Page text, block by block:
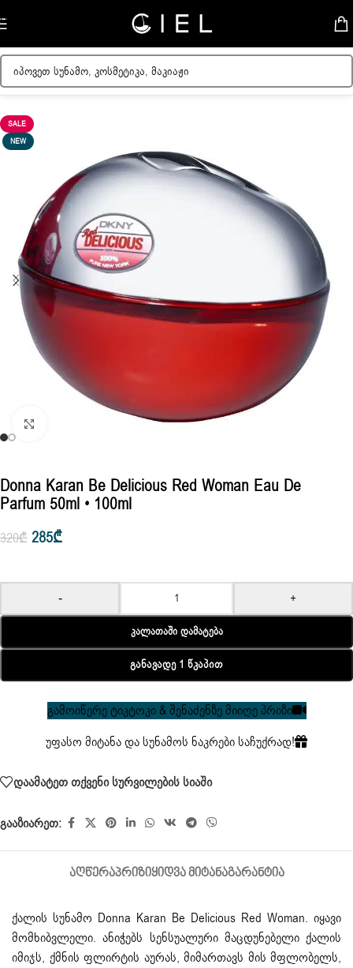
Skip to navigation
მთავარი/ქალის სუნამოები
SALE
NEW
Donna Karan Be Delicious Red Woman Eau De
Parfum 50ml • 100ml
320₾ 285₾
- +
Კალათაში Დამატება
Განავადე 1 Წკაპით
გამოიწერე ტიკტოკი & შენაძენზე მიიღე პრიზი
უფასო მიტანა და სუნამოს ნაკრები საჩუქრად!
დაამატეთ თქვენი სურვილების სიაში
გააზიარეთ:
ᲐᲦᲬᲔᲠᲐᲞᲠᲘᲖᲘᲧᲘᲓᲕᲐ ᲛᲘᲢᲐᲜᲐᲒᲐᲠᲐᲜᲢᲘᲐ
ქალის სუნამო Donna Karan Be Delicious Red Woman. იყავი
მომხიბვლელი. ანიჭებს სენსუალური მაცდუნებელი ქალის
იმიჯს, ქმნის ფლირტის აურას, მიმართავს მის მფლობელს,